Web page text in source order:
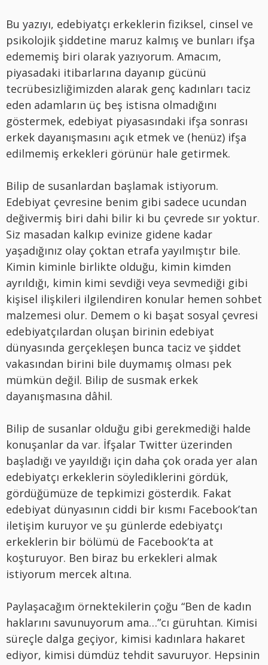
Bu yazıyı, edebiyatçı erkeklerin fiziksel, cinsel ve
psikolojik şiddetine maruz kalmış ve bunları ifşa
edememiş biri olarak yazıyorum. Amacım,
piyasadaki itibarlarına dayanıp gücünü
tecrübesizliğimizden alarak genç kadınları taciz
eden adamların üç beş istisna olmadığını
göstermek, edebiyat piyasasındaki ifşa sonrası
erkek dayanışmasını açık etmek ve (henüz) ifşa
edilmemiş erkekleri görünür hale getirmek.
Bilip de susanlardan başlamak istiyorum.
Edebiyat çevresine benim gibi sadece ucundan
değivermiş biri dahi bilir ki bu çevrede sır yoktur.
Siz masadan kalkıp evinize gidene kadar
yaşadığınız olay çoktan etrafa yayılmıştır bile.
Kimin kiminle birlikte olduğu, kimin kimden
ayrıldığı, kimin kimi sevdiği veya sevmediği gibi
kişisel ilişkileri ilgilendiren konular hemen sohbet
malzemesi olur. Demem o ki başat sosyal çevresi
edebiyatçılardan oluşan birinin edebiyat
dünyasında gerçekleşen bunca taciz ve şiddet
vakasından birini bile duymamış olması pek
mümkün değil. Bilip de susmak erkek
dayanışmasına dâhil.
Bilip de susanlar olduğu gibi gerekmediği halde
konuşanlar da var. İfşalar Twitter üzerinden
başladığı ve yayıldığı için daha çok orada yer alan
edebiyatçı erkeklerin söylediklerini gördük,
gördüğümüze de tepkimizi gösterdik. Fakat
edebiyat dünyasının ciddi bir kısmı Facebook’tan
iletişim kuruyor ve şu günlerde edebiyatçı
erkeklerin bir bölümü de Facebook’ta at
koşturuyor. Ben biraz bu erkekleri almak
istiyorum mercek altına.
Paylaşacağım örnektekilerin çoğu “Ben de kadın
haklarını savunuyorum ama…”cı güruhtan. Kimisi
süreçle dalga geçiyor, kimisi kadınlara hakaret
ediyor, kimisi dümdüz tehdit savuruyor. Hepsinin